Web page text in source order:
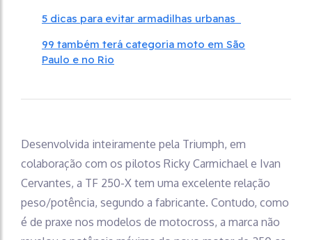
5 dicas para evitar armadilhas urbanas
99 também terá categoria moto em São
Paulo e no Rio
Desenvolvida inteiramente pela Triumph, em
colaboração com os pilotos Ricky Carmichael e Ivan
Cervantes, a TF 250-X tem uma excelente relação
peso/potência, segundo a fabricante. Contudo, como
é de praxe nos modelos de motocross, a marca não